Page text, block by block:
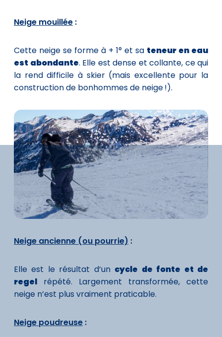
Neige mouillée :
Cette neige se forme à + 1° et sa teneur en eau
est abondante. Elle est dense et collante, ce qui
la rend difficile à skier (mais excellente pour la
construction de bonhommes de neige !).
Neige ancienne (ou pourrie) :
Elle est le résultat d’un cycle de fonte et de
regel répété. Largement transformée, cette
neige n’est plus vraiment praticable.
Neige poudreuse :